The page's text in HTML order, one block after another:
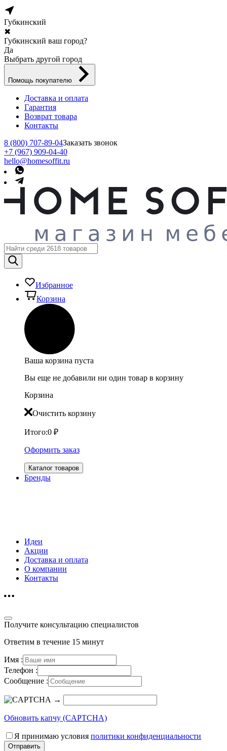
Губкинский
✖
Губкинский ваш город?
Да
Выбрать другой город
Помощь покупателю
Доставка и оплата
Гарантия
Возврат товара
Контакты
8 (800) 707-89-04Заказать звонок
+7 (967) 909-04-40
hello@homesoffit.ru
Избранное
Корзина
Ваша корзина пуста
Вы еще не добавили ни один товар в корзину
Корзина
Очистить корзину
Итого:0 ₽
Оформить заказ
Каталог товаров
Бренды
Идеи
Акции
Доставка и оплата
О компании
Контакты
Получите консультацию специалистов
Ответим в течение 15 минут
Имя :
Телефон :
Сообщение :
→
Обновить капчу (CAPTCHA)
Я принимаю условия политики конфиденциальности
Отправить